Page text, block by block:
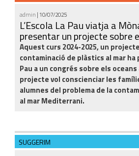
admin | 10/07/2025
L’Escola La Pau viatja a
presentar un projecte sobre
Aquest curs 2024-2025, un
contaminació de plàstics al mar ha
Pau a un congrés sobre els oceans
projecte vol conscienciar les
alumnes del problema de la
al mar Mediterrani.
SUGGERIM